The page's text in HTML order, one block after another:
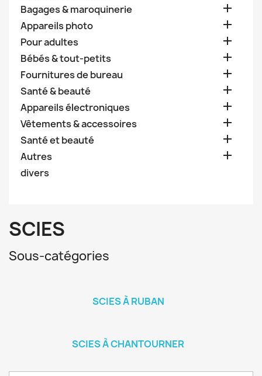
Bagages & maroquinerie 
Appareils photo 
Pour adultes 
Bébés & tout-petits 
Fournitures de bureau 
Santé & beauté 
Appareils électroniques 
Vêtements & accessoires 
Santé et beauté 
Autres 
divers
SCIES
Sous-catégories
SCIES À RUBAN
SCIES À CHANTOURNER